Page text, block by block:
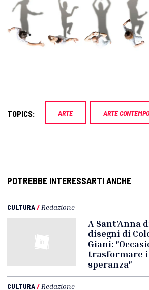
TOPICS: ARTE ARTE
POTREBBE INTERESSARTI ANCHE
CULTURA/ Redazione
A Sant’Anna
disegni di
Giani:
trasformare
speranza"
CULTURA/ Redazione